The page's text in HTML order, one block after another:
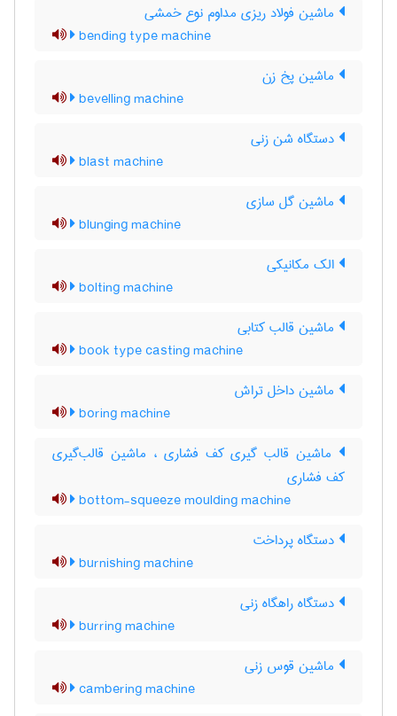
ماشین فولاد ریزی مداوم نوع خمشی
bending type machine
ماشین پخ زن
bevelling machine
دستگاه شن زنی
blast machine
ماشین گل سازی
blunging machine
الک مکانیکی
bolting machine
ماشین قالب کتابی
book type casting machine
ماشین داخل تراش
boring machine
ماشین قالب گیری کف فشاری ، ماشین قالب‌گیری
کف فشاری
bottom-squeeze moulding machine
دستگاه پرداخت
burnishing machine
دستگاه راهگاه زنی
burring machine
ماشین قوس زنی
cambering machine